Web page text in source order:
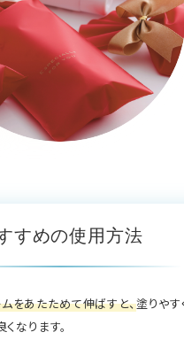
すめの使用方法
をあたためて伸ばすと、塗りやす
なります。